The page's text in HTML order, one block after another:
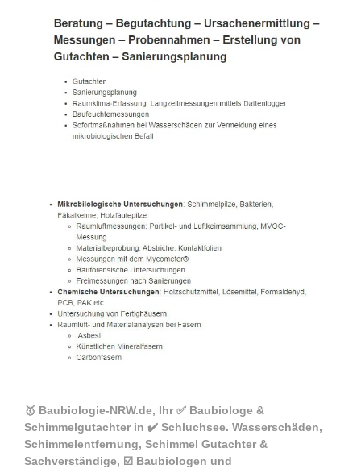
🥇 Baubiologie-NRW.de, Ihr ✅ Baubiologe &
Schimmelgutachter in ✔️ Schluchsee. Wasserschäden,
Schimmelentfernung, Schimmel Gutachter &
Sachverständige, ☑️ Baubiologen und